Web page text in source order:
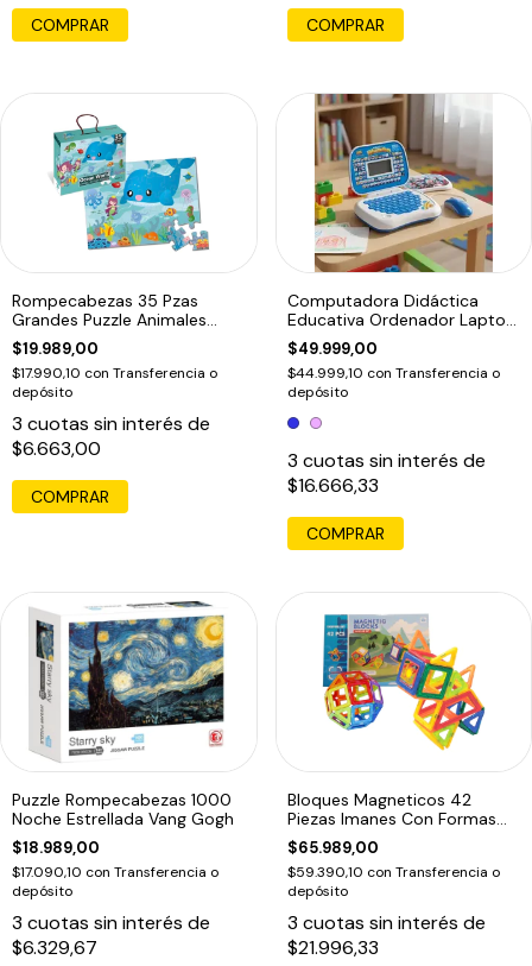
Rompecabezas 35 Pzas
Grandes Puzzle Animales
Oceano Piso Edu
$19.989,00
$17.990,10 con Transferencia o
depósito
3 cuotas sin interés de
$6.663,00
Computadora Didáctica
Educativa Ordenador Laptop
Infantil
$49.999,00
$44.999,10 con Transferencia o
depósito
3 cuotas sin interés de
$16.666,33
COMPRAR
Puzzle Rompecabezas 1000
Noche Estrellada Vang Gogh
$18.989,00
$17.090,10 con Transferencia o
depósito
3 cuotas sin interés de
$6.329,67
Bloques Magneticos 42
Piezas Imanes Con Formas
Magnetic Blocks Inspire Set
$65.989,00
$59.390,10 con Transferencia o
depósito
3 cuotas sin interés de
$21.996,33